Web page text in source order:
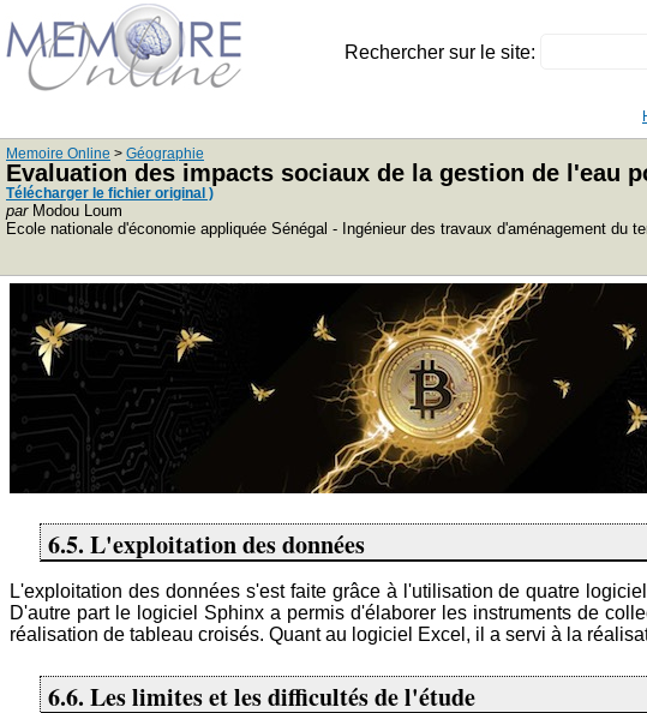
Rechercher sur le site:
Memoire Online > Géographie
Evaluation des impacts sociaux de la gestion de l'eau
Télécharger le fichier original )
parModou Loum
Ecole nationale d'économie appliquée Sénégal - Ingénieur des travaux d'aménagement du
6.5. L'exploitation des données
L'exploitation des données s'est faite grâce à l'utilisation de quatre
D'autre part le logiciel Sphinx a permis d'élaborer les instruments de
réalisation de tableau croisés. Quant au logiciel Excel, il a servi à la
6.6. Les limites et les difficultés de l'étude